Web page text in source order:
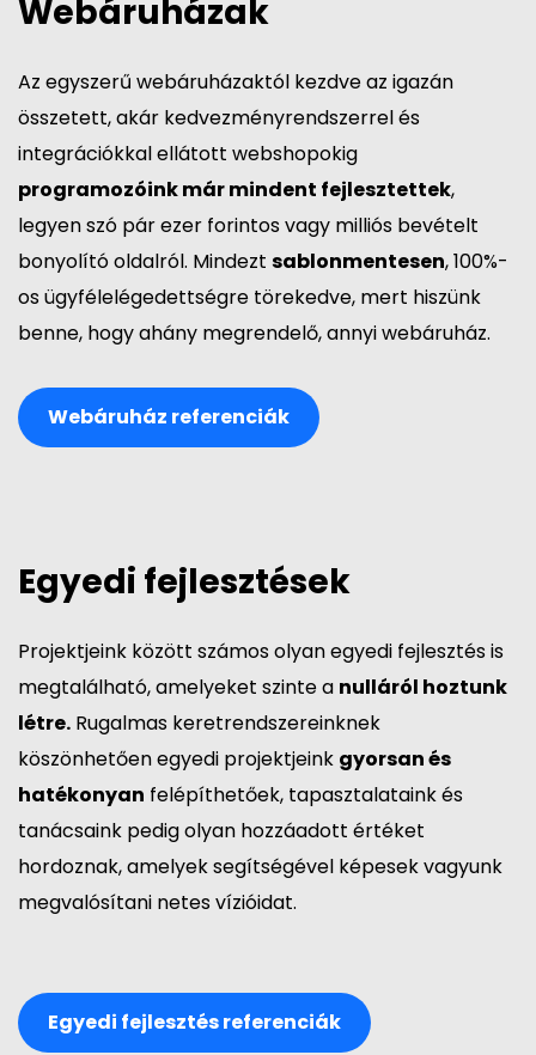
Webáruházak
Az egyszerű webáruházaktól kezdve az igazán
összetett, akár kedvezményrendszerrel és
integrációkkal ellátott webshopokig
programozóink már mindent fejlesztettek,
legyen szó pár ezer forintos vagy milliós bevételt
bonyolító oldalról. Mindezt sablonmentesen, 100%-
os ügyfélelégedettségre törekedve, mert hiszünk
benne, hogy ahány megrendelő, annyi webáruház.
Webáruház referenciák
Egyedi fejlesztések
Projektjeink között számos olyan egyedi fejlesztés is
megtalálható, amelyeket szinte a nulláról hoztunk
létre. Rugalmas keretrendszereinknek
köszönhetően egyedi projektjeink gyorsan és
hatékonyan felépíthetőek, tapasztalataink és
tanácsaink pedig olyan hozzáadott értéket
hordoznak, amelyek segítségével képesek vagyunk
megvalósítani netes vízióidat.
Egyedi fejlesztés referenciák